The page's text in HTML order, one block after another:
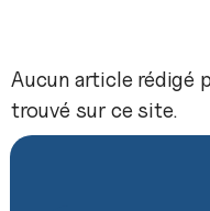
Aucun article rédigé
trouvé sur ce site.